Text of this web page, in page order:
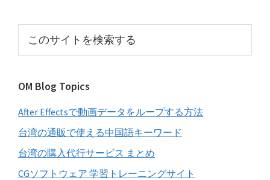
サ
イ
バ
ー
ト
検
索
す
る
OM Blog Topics
After Effectsで動画データをループする方法
台湾の通販で使える中国語キーワード
台湾の購入代行サービス まとめ
CGソフトウェア 学習トレーニングサイト